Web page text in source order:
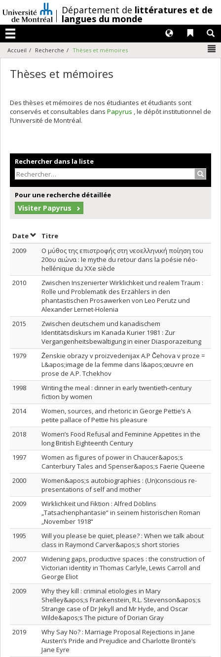
au
contenu
/Département de littératures et de
langues du monde
Menu
Liens
Langues
Accueil Recherche Thèses et mémoires
Thèses et mémoires
Des thèses et mémoires de nos étudiantes et étudiants sont
conservés et consultables dans Papyrus , le dépôt institutionnel de
l’Université de Montréal.
Rechercher dans la liste
Pour une recherche détaillée
Visiter Papyrus
DateTrier par date en ordre décroissant
Titre
2009
Ο μύθος της επιστροφής στη νεοελληνική ποίηση του
20ου αιώνα : le mythe du retour dans la poésie néo-
hellénique du XXe siècle
2010
Zwischen Inszenierter Wirklichkeit und realem Traum :
Rolle und Problematik des Erzählers in den
phantastischen Prosawerken von Leo Perutz und
Alexander Lernet-Holenia
2015
Zwischen deutschem und kanadischem
Identitätsdiskurs im Kanada Kurier 1981 : Zur
Vergangenheitsbewältigung in einer Diasporazeitung
1979
Ženskie obrazy v proizvedenijax A.P Čehova v proze =
L&apos;image de la femme dans l&apos;œuvre en
prose de A.P. Tchekhov
1998
Writing the meal : dinner in early twentieth-century
fiction by women
2014
Women, sources, and rhetoric in George Pettie’s A
petite pallace of Pettie his pleasure
2018
Women’s Food Refusal and Feminine Appetites in the
long British Eighteenth Century
1997
Women as figures of power in Chaucer&apos;s
Canterbury Tales and Spenser&apos;s Faerie Queene
2000
Women&apos;s autobiographies : (Un)conscious re-
presentations of self and mother
2009
Wirklichkeit und Fiktion : Alfred Döblins
„Tatsachenphantasie“ in seinem historischen Roman
„November 1918“
1995
Will you please be quiet, please? : When we talk about
class in Raymond Carver&apos;s short stories
2007
Widening gaps, productive spaces : the construction of
Victorian identity in Thomas Carlyle, Lewis Carroll and
George Eliot
2009
Why they kill : criminal etiologies in Mary
Shelley&apos;s Frankenstein, R.L. Stevenson&apos;s
Strange case of Dr Jekyll and Mr Hyde, and Oscar
Wilde&apos;s The picture of Dorian Gray
2019
Why Say No? : Marriage Proposal Rejections in Jane
Austen’s Pride and Prejudice and Charlotte Brontë’s
Jane Eyre